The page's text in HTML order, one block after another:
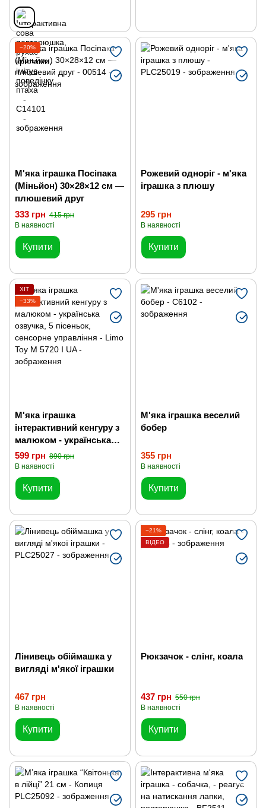
−20%
М'яка іграшка Посіпака
(Міньйон) 30×28×12 см —
плюшевий друг
333 грн 415 грн
В наявності
Купити
Рожевий одноріг - м'яка
іграшка з плюшу
295 грн
В наявності
Купити
ХІТ
−33%
М'яка іграшка
інтерактивний кенгуру з
малюком - українська
озвучка, 5 пісеньок,
сенсорне управління
599 грн 890 грн
В наявності
Купити
М'яка іграшка веселий
бобер
355 грн
В наявності
Купити
Лінивець обіймашка у
вигляді м'якої іграшки
467 грн
В наявності
Купити
−21%
ВІДЕО
Рюкзачок - слінг, коала
437 грн 550 грн
В наявності
Купити